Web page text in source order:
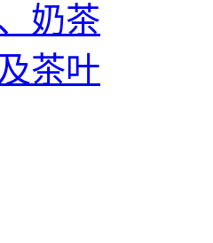
奶茶
茶叶